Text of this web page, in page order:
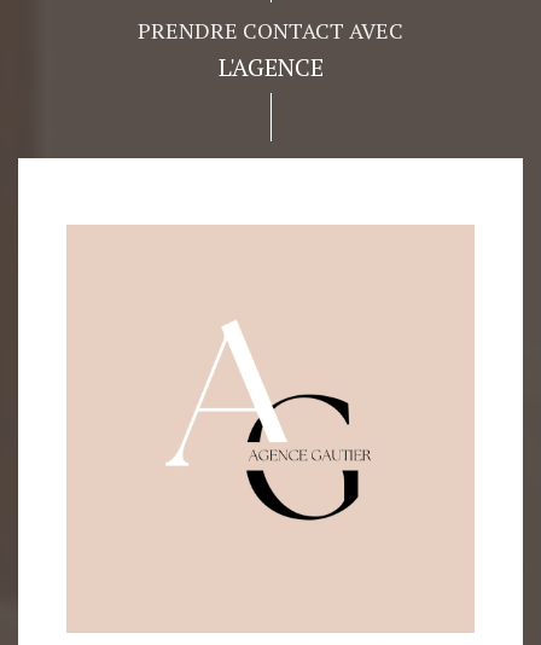
PRENDRE CONTACT AVEC
L'AGENCE